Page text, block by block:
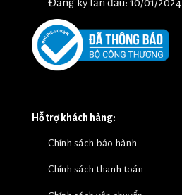
Hỗ trợ khách hàng:
Chính sách bảo hành
Chính sách thanh toán